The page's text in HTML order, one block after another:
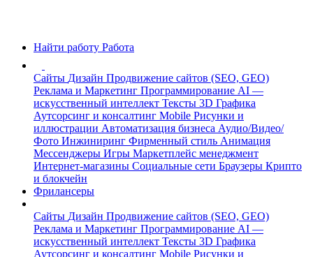
Найти работу Работа
Сайты Дизайн Продвижение сайтов (SEO, GEO)
Реклама и Маркетинг Программирование AI —
искусственный интеллект Тексты 3D Графика
Аутсорсинг и консалтинг Mobile Рисунки и
иллюстрации Автоматизация бизнеса Аудио/Видео/
Фото Инжиниринг Фирменный стиль Анимация
Мессенджеры Игры Маркетплейс менеджмент
Интернет-магазины Социальные сети Браузеры Крипто
и блокчейн
Фрилансеры
Сайты Дизайн Продвижение сайтов (SEO, GEO)
Реклама и Маркетинг Программирование AI —
искусственный интеллект Тексты 3D Графика
Аутсорсинг и консалтинг Mobile Рисунки и